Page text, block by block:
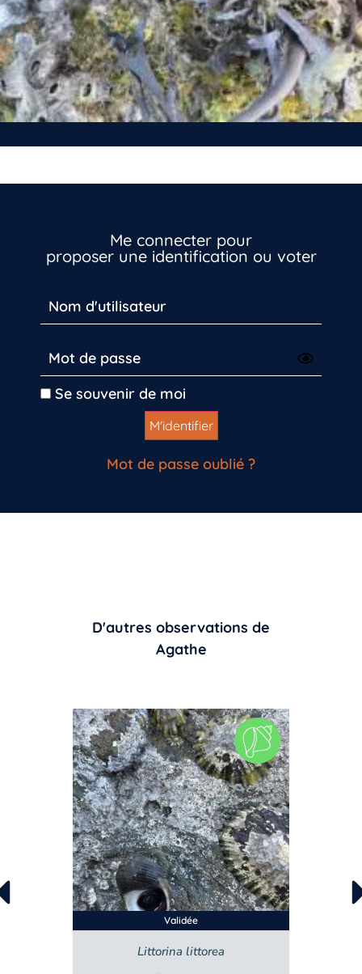
Me connecter pour
proposer une identification ou voter
Se souvenir de moi
Mot de passe oublié ?
D'autres observations de
Agathe